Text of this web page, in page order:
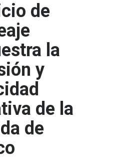
de
la
y
de la
de